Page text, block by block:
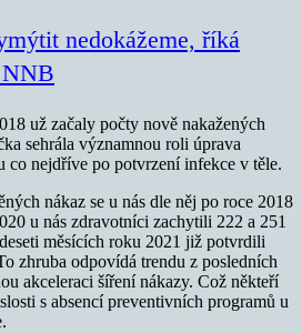
nedokážeme, říká
už začaly počty nově nakažených
sehrála významnou roli úprava
co nejdříve po potvrzení infekce v těle.
nákaz se u nás dle něj po roce 2018
u nás zdravotníci zachytili 222 a 251
měsících roku 2021 již potvrdili
zhruba odpovídá trendu z posledních
akceleraci šíření nákazy. Což někteří
s absencí preventivních programů u